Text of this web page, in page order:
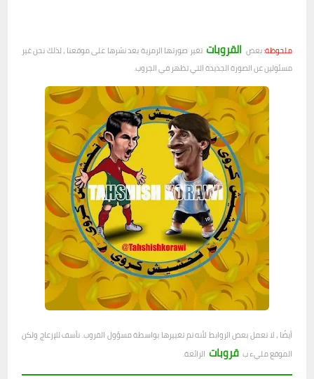
ملحوظة:بعض القروبات تغير صورتها الرمزية بعد نشرها على موقعنا ، لذلك نحن غير
مسئولين عن الصورة الجديدة التي تظهر في الجروب.
أيضًا ، لا تعمل بعض الروابط لأنه تم تغييرها بواسطة مسؤول القروب. نأسف للإزعاج ولكن
الموقع مليء ب قروبات الرائعة.